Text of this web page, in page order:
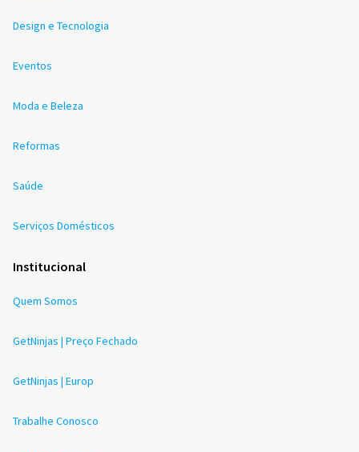
Design e Tecnologia
Eventos
Moda e Beleza
Reformas
Saúde
Serviços Domésticos
Institucional
Quem Somos
GetNinjas | Preço Fechado
GetNinjas | Europ
Trabalhe Conosco